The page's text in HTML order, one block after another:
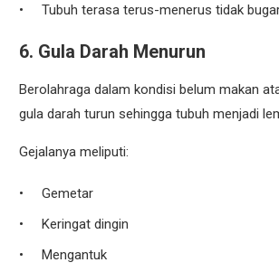
Tubuh terasa terus-menerus tidak
6. Gula Darah Menurun
Berolahraga dalam kondisi belum makan
gula darah turun sehingga tubuh menjadi
Gejalanya meliputi:
Gemetar
Keringat dingin
Mengantuk